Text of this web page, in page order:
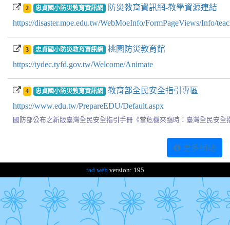
2 忠貞國小防災教育資訊網
防災教育資訊網-教學資源連結
https://disaster.moe.edu.tw/WebMoeInfo/FormPageViews/Info/
3 忠貞國小防災教育資訊網
桃園防災教育館
https://tydec.tyfd.gov.tw/Welcome/Animate
4 忠貞國小防災教育資訊網
教育部全民安全指引專區
https://www.edu.tw/PrepareEDU/Default.aspx
國防部公布之新版臺灣全民安全指引手冊《當危機來臨時：臺灣全民安全
更多網站
tad web version: 195